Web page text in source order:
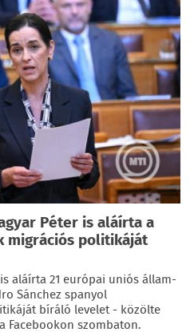
Péter is aláírta a
migrációs politikáját
aláírta 21 európai uniós állam-
Sánchez spanyol
bíráló levelet - közölte
Facebookon szombaton.